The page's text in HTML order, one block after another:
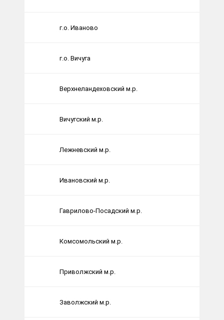
г.о. Иваново
г.о. Вичуга
Верхнеландеховский м.р.
Вичугский м.р.
Лежневский м.р.
Ивановский м.р.
Гаврилово-Посадский м.р.
Комсомольский м.р.
Приволжский м.р.
Заволжский м.р.